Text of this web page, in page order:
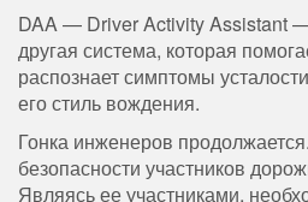
DAA — Driver Activity Assistant
другая система, которая
распознает симптомы
его стиль вождения.
Гонка инженеров
безопасности участников
Являясь ее участниками,